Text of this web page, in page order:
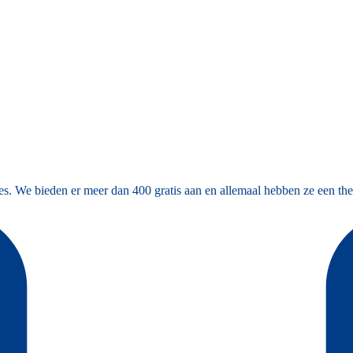
bieden er meer dan 400 gratis aan en allemaal hebben ze een